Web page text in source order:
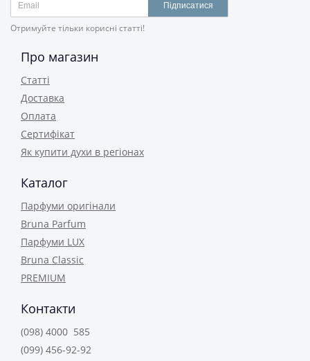
Підписатися
Отримуйте тільки корисні статті!
Про магазин
Статті
Доставка
Оплата
Сертифікат
Як купити духи в регіонах
Каталог
Парфуми оригінали
Bruna Parfum
Парфуми LUX
Bruna Classic
PREMIUM
Контакти
(098) 4000 585
(099) 456-92-92